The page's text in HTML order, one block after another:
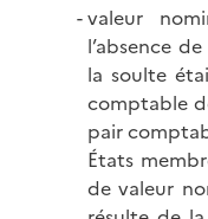
valeur
l’absence
la soulte
comptable
pair
États
de valeur